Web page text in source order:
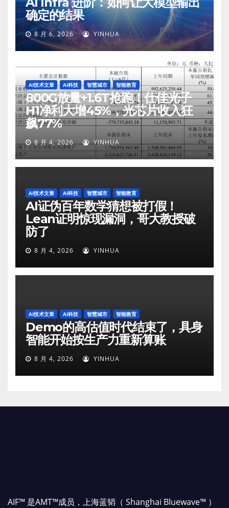
确定的结果
8 月 6, 2026 YINHUA
AI技术文章 AI科技 智慧城市 智能教育
800G放量+1.6T抢跑！仕佳光子
H1净利大增45%，光芯片收入狂
飙77%
8 月 4, 2026 YINHUA
AI技术文章 AI科技 智慧城市 智能教育
AI证伪百年数学猜想被打假！
Lean证明惊现漏洞，哥大教授破
防了
8 月 4, 2026 YINHUA
AI技术文章 AI科技 智慧城市 智能教育
Demo的高估值时代结束了，具身
智能开始按生产力重新算账
8 月 4, 2026 YINHUA
AIF™ 是AMT™成员，上海蓝韬（ Shanghai Bluewave™ ）